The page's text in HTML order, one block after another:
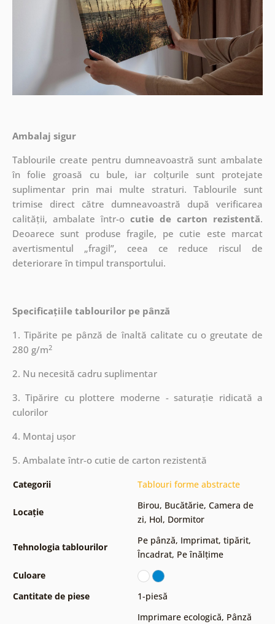
Ambalaj sigur
Tablourile create pentru dumneavoastră sunt ambalate
în folie groasă cu bule, iar colțurile sunt protejate
suplimentar prin mai multe straturi.Tablourile sunt
trimise direct către dumneavoastră după verificarea
calității, ambalate într-o cutie de carton rezistentă.
Deoarece sunt produse fragile, pe cutie este marcat
avertismentul „fragil”, ceea ce reduce riscul de
deteriorare în timpul transportului.
Specificațiile tablourilor pe pânză
1. Tipărite pe pânză de înaltă calitate cu o greutate de
280 g/m2
2. Nu necesită cadru suplimentar
3. Tipărire cu plottere moderne - saturație ridicată a
culorilor
4. Montaj ușor
5. Ambalate într-o cutie de carton rezistentă
Categorii Tablouri forme abstracte
Locație
Birou, Bucătărie, Camera de
zi, Hol, Dormitor
Tehnologia tablourilor
Pe pânză, Imprimat, tipărit,
Încadrat, Pe înălțime
Culoare
Cantitate de piese
1-piesă
Imprimare ecologică, Pânză